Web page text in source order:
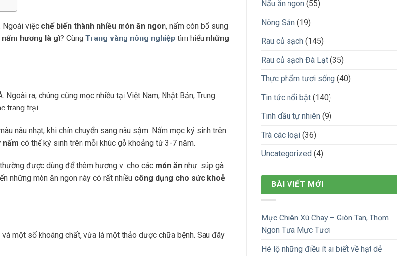
Ngoài việc chế biến thành nhiều món ăn ngon, nấm còn bổ sung
hương là gì? Cùng Trang vàng nông nghiệp tìm hiểu những
ra, chúng cũng mọc nhiều tại Việt Nam, Nhật Bản, Trung
trang trại.
nâu nhạt, khi chín chuyển sang nâu sậm. Nấm mọc ký sinh trên
nấm có thể ký sinh trên mỗi khúc gỗ khoảng từ 3-7 năm.
thường được dùng để thêm hương vị cho các món ăn như: súp gà
những món ăn ngon này có rất nhiều công dụng cho sức khoẻ
một số khoáng chất, vừa là một thảo dược chữa bệnh. Sau đây
Nấu ăn ngon (55)
Nông Sản (19)
Rau củ sạch (145)
Rau củ sạch Đà Lạt (35)
Thực phẩm tươi sống (40)
Tin tức nổi bật (140)
Tinh dầu tự nhiên (9)
Trà các loại (36)
Uncategorized (4)
BÀI VIẾT MỚI
Mực Chiên Xù Chay – Giòn Tan, Thơm
Ngon Tựa Mực Tươi
Hé lộ những điều ít ai biết về hạt dẻ